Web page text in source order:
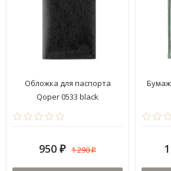
Обложка для паспорта
Qoper 0533 black
950 ₽ 1 290₽